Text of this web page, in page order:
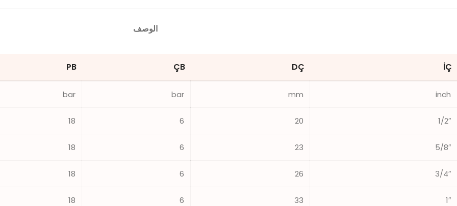
الوصف
İÇ
DÇ
ÇB
PB
inch
mm
bar
bar
1/2″
20
6
18
5/8″
23
6
18
3/4″
26
6
18
1″
33
6
18